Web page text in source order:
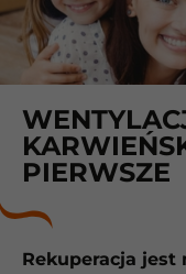
PIERWSZE
Rekuperacja jest